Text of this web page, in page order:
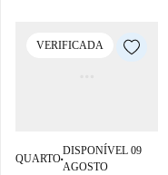
VERIFICADA
QUARTO■
DISPONÍVEL 09
AGOSTO